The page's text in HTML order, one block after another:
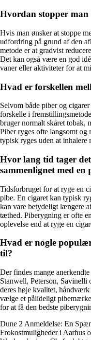
Hvordan stopper man
Hvis man ønsker at stoppe
udfordring på grund af den
metode er at gradvist
Det kan også være en god
vaner eller aktiviteter for at
Hvad er forskellen
Selvom både piber og
forskelle i
bruger normalt skåret tobak,
Piber ryges ofte langsomt og
typisk ryges uden at inhalere
Hvor lang tid tager
sammenlignet med en
Tidsforbruget for at ryge en
pibe. En cigaret kan typisk
kan vare betydeligt længere
tæthed. Piberygning er ofte
oplevelse end at ryge en
Hvad er nogle
til?
Der findes mange
Stanwell, Peterson,
deres høje kvalitet,
vælge et pålideligt
for at få den bedste
Dune 2 Anmeldelse: En
Frokostmuligheder i Aarhus